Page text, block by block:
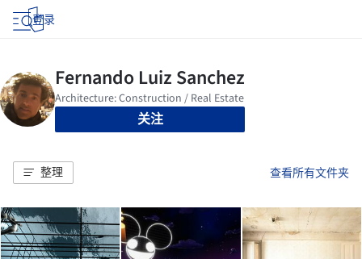
登录
关注
整理 查看所有文件夹